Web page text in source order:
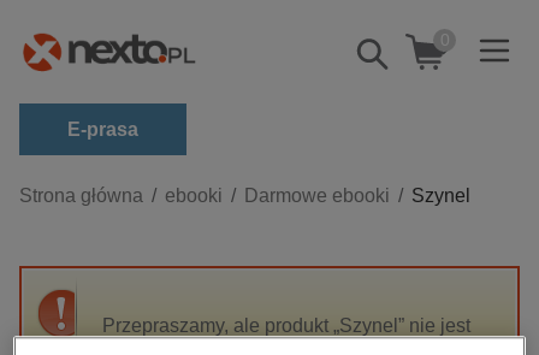
Pokaż/schowaj
wyszukiwarkę
0
E-prasa
Kategorie
biznesowe, branżowe, gospodarka
Strona główna ebooki Darmowe ebooki Szynel
Przepraszamy, ale produkt „Szynel” nie jest